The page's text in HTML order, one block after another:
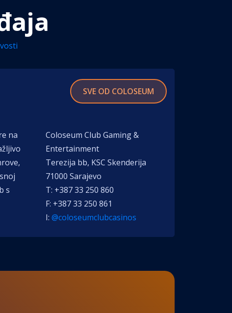
SVE OD COLOSEUM
na
s
Coloseum Club Gaming &
Entertainment
Terezija bb, KSC Skenderija
71000 Sarajevo
T: +387 33 250 860
F: +387 33 250 861
I: @coloseumclubcasinos